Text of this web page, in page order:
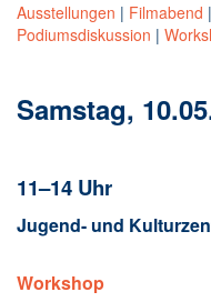
Ausstellungen | Filmabend |
Podiumsdiskussion |
Samstag,
11–14 Uhr
Jugend- und
Workshop